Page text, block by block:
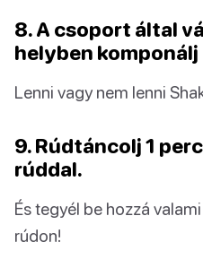
8. A csoport által
helyben
Lenni vagy nem lenni
9. Rúdtáncolj 1
rúddal.
És tegyél be hozzá
rúdon!